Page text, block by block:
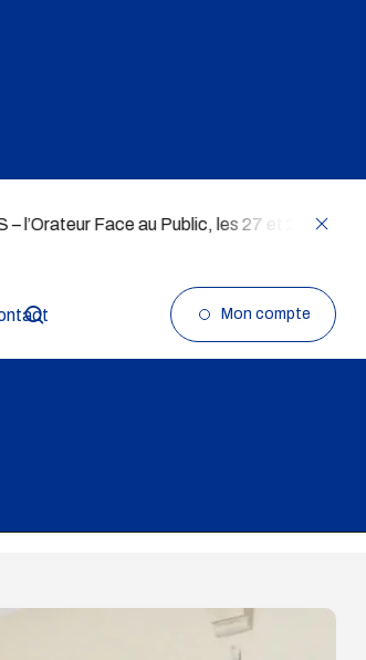
Face au Public, les 27 et 28 août 👉
Mon compte